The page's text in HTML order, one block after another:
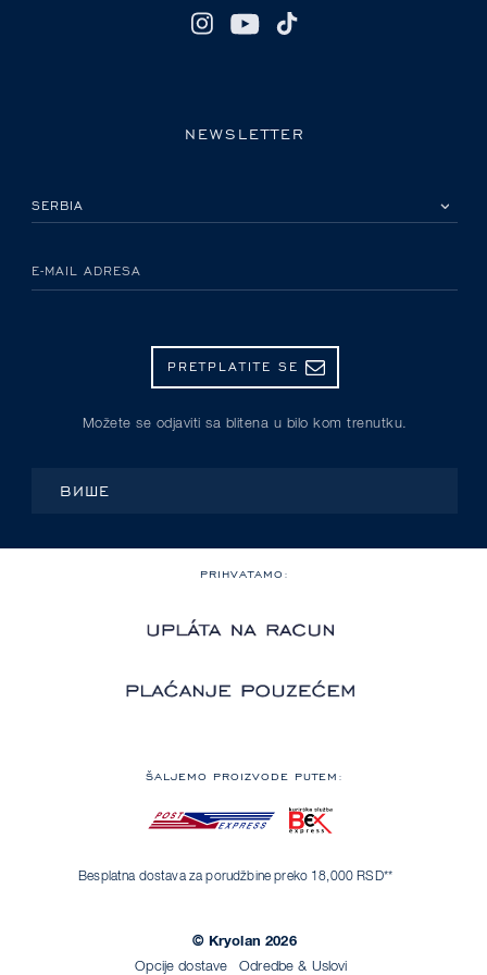
NEWSLETTER
E-MAIL ADRESA
PRETPLATITE SE
Možete se odjaviti sa blitena u bilo kom trenutku.
ВИШЕ
PRIHVATAMO:
ŠALJEMO PROIZVODE PUTEM:
Besplatna dostava za porudžbine preko 18,000 RSD**
© Kryolan 2026
Opcije dostave
Odredbe & Uslovi